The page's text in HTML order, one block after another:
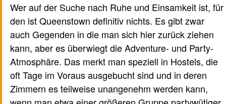
Wer auf der Suche nach Ruhe und Einsamkeit ist, für
den ist Queenstown definitiv nichts. Es gibt zwar
auch Gegenden in die man sich hier zurück ziehen
kann, aber es überwiegt die Adventure- und Party-
Atmosphäre. Das merkt man speziell in Hostels, die
oft Tage im Voraus ausgebucht sind und in deren
Zimmern es teilweise unangenehm werden kann,